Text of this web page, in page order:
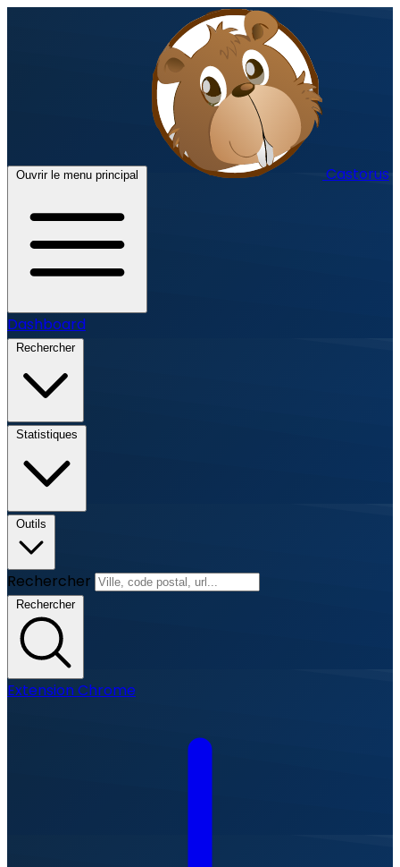
Ouvrir le menu principal Castorus
Dashboard
Rechercher
Statistiques
Outils
Rechercher
Rechercher
Extension Chrome